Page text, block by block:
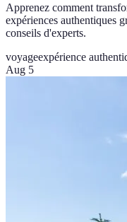
Apprenez comment
expériences authentiques
conseils d'experts.
voyageexpérience
Aug 5